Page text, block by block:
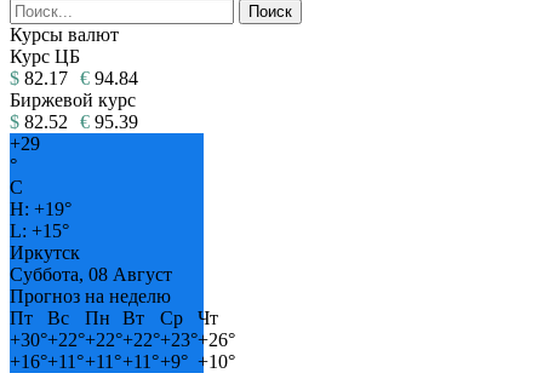
Курсы валют
Курс ЦБ
$ 82.17 € 94.84
Биржевой курс
$ 82.52 € 95.39
+29
°
C
H: +19°
L: +15°
Иркутск
Суббота, 08 Август
Прогноз на неделю
Пт
Вс Пн Вт Ср
Чт
+30°+22°+22°+22°+23°+26°
+16°+11°+11°+11°+9° +10°